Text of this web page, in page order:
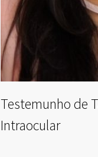
Testemunho de
Intraocular